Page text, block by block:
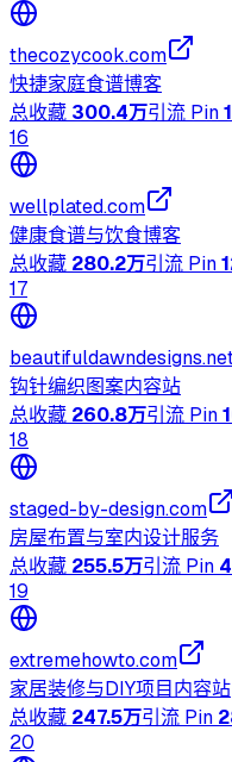
thecozycook.com
快捷家庭食谱博客
总收藏 300.4万引流 Pin
16
wellplated.com
健康食谱与饮食博客
总收藏 280.2万引流 Pin
17
钩针编织图案内容站
总收藏 260.8万引流 Pin
18
staged-by-design.com
房屋布置与室内设计服务
总收藏 255.5万引流 Pin
19
extremehowto.com
家居装修与DIY项目内容站
总收藏 247.5万引流 Pin
20